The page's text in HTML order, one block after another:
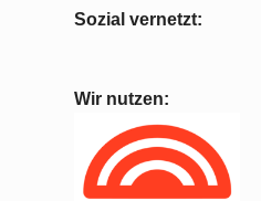
Sozial vernetzt:
Wir nutzen: